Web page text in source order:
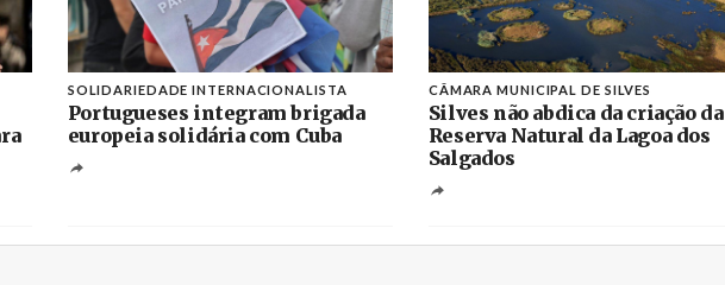
SOLIDARIEDADE INTERNACIONALISTA
Portugueses integram brigada
europeia solidária com Cuba
CÂMARA MUNICIPAL DE SILVES
Silves não abdica da criação da
Reserva Natural da Lagoa dos
Salgados